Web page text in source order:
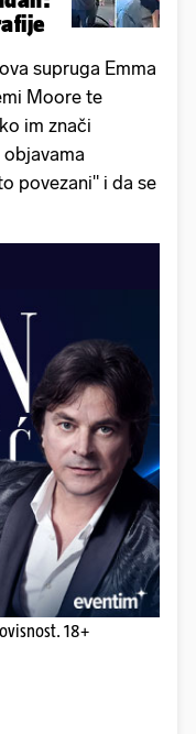
supruga Emma
Moore te
im znači
povezani" i da se
18+